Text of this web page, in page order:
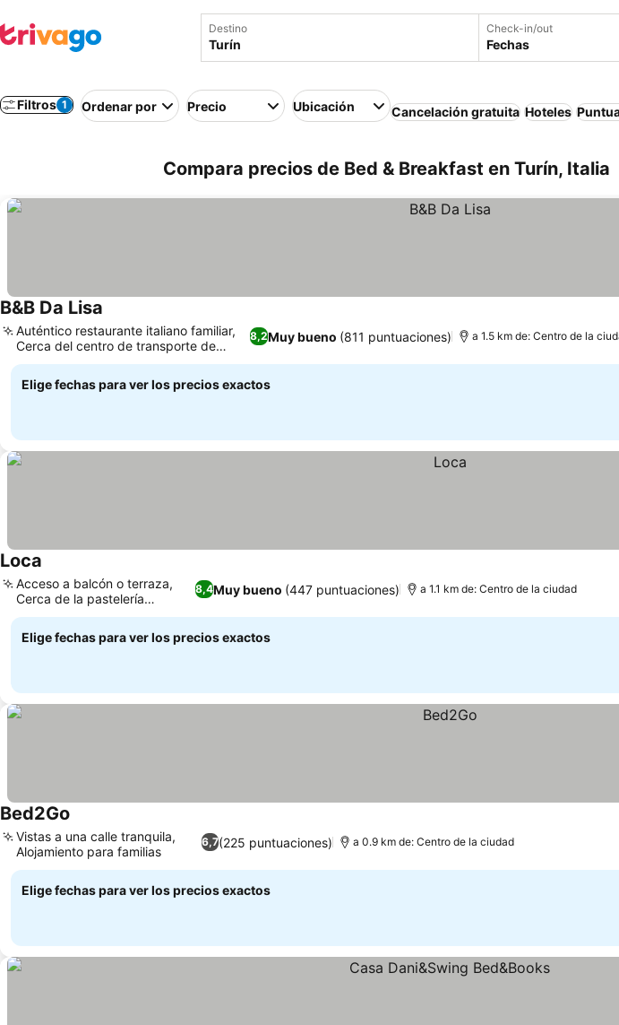
Destino Check-in/out
Fechas
Filtros 1 Ordenar por Precio Ubicación Cancelación gratuita Hoteles
Compara precios de Bed & Breakfast en Turín, Italia
B&B Da Lisa
8,2Muy bueno (811 puntuaciones)
Auténtico restaurante italiano familiar,
Cerca del centro de transporte de
Porta Nuova
a 1.5 km de: Centro de la
Elige fechas para ver los precios exactos
Loca
8,4Muy bueno (447 puntuaciones)
Acceso a balcón o terraza,
Cerca de la pastelería
Pastarell
a 1.1 km de: Centro de la ciudad
Elige fechas para ver los precios exactos
Bed2Go
6,7(225 puntuaciones)
Vistas a una calle tranquila,
Alojamiento para familias
a 0.9 km de: Centro de la ciudad
Elige fechas para ver los precios exactos